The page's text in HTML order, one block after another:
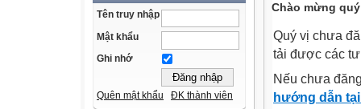
Tên truy nhập
Mật khẩu
Ghi nhớ
Quên mật khẩu ĐK thành viên
Chào mừng
Quý vị chưa
tải được các
Nếu chưa
hướng dẫn